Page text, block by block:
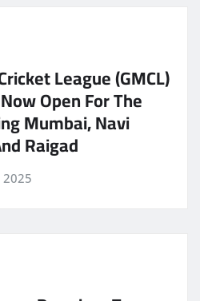
League (GMCL)
Open For The
Mumbai, Navi
Raigad
2025